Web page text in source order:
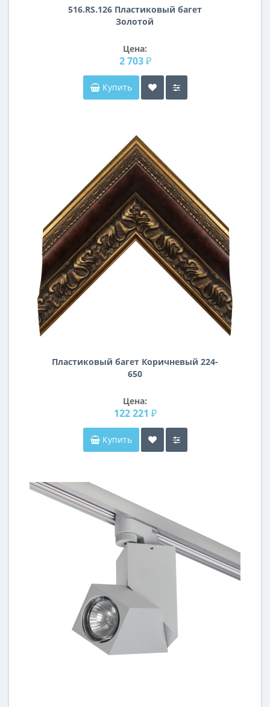
516.RS.126 Пластиковый багет
Золотой
Цена:
2 703 ₽
Купить
Пластиковый багет Коричневый 224-
650
Цена:
122 221 ₽
Купить